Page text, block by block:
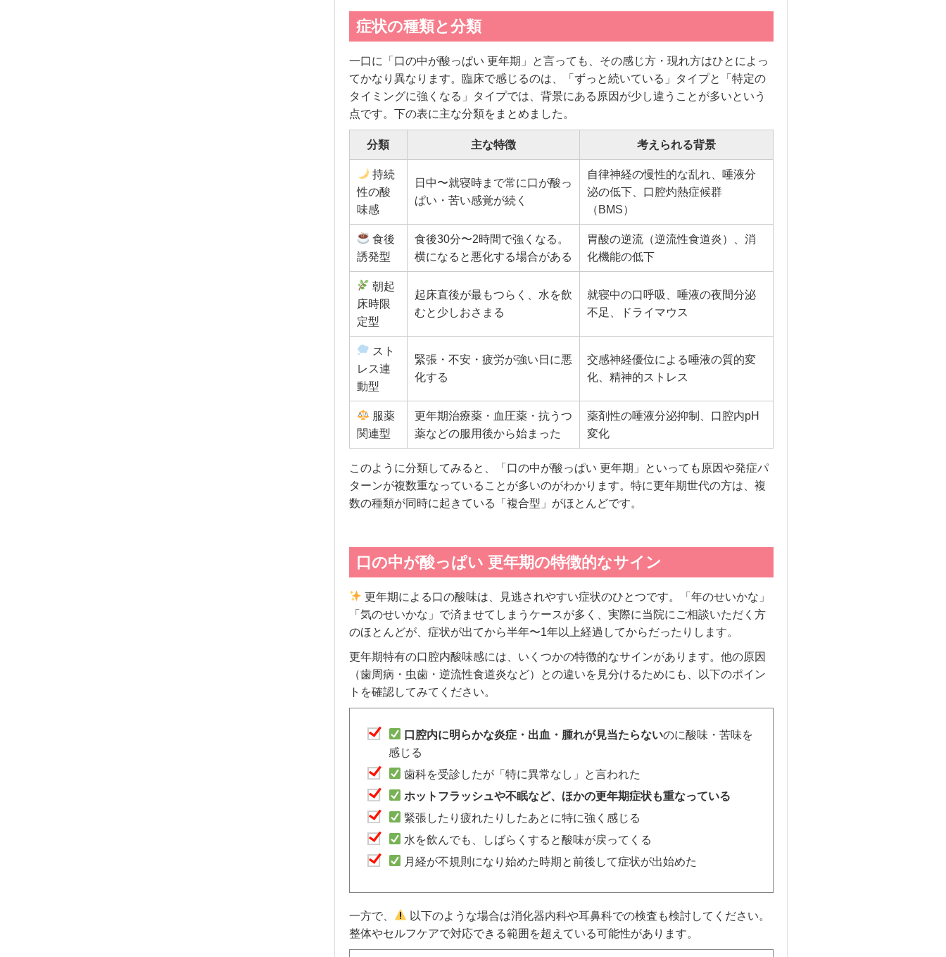
症状の種類と分類
一口に「口の中が酸っぱい 更年期」と言っても、その感じ方・現れ方はひとによっ
てかなり異なります。臨床で感じるのは、「ずっと続いている」タイプと「特定の
タイミングに強くなる」タイプでは、背景にある原因が少し違うことが多いという
点です。下の表に主な分類をまとめました。
分類 主な特徴 考えられる背景
持続
性の酸
味感
日中〜就寝時まで常に口が酸っ
ぱい・苦い感覚が続く
自律神経の慢性的な乱れ、唾液分
泌の低下、口腔灼熱症候群
（BMS）
食後
誘発型
食後30分〜2時間で強くなる。
横になると悪化する場合がある
胃酸の逆流（逆流性食道炎）、消
化機能の低下
朝起
床時限
定型
起床直後が最もつらく、水を飲
むと少しおさまる
就寝中の口呼吸、唾液の夜間分泌
不足、ドライマウス
スト
レス連
動型
緊張・不安・疲労が強い日に悪
化する
交感神経優位による唾液の質的変
化、精神的ストレス
服薬
関連型
更年期治療薬・血圧薬・抗うつ
薬などの服用後から始まった
薬剤性の唾液分泌抑制、口腔内pH
変化
このように分類してみると、「口の中が酸っぱい 更年期」といっても原因や発症パ
ターンが複数重なっていることが多いのがわかります。特に更年期世代の方は、複
数の種類が同時に起きている「複合型」がほとんどです。
口の中が酸っぱい 更年期の特徴的なサイン
更年期による口の酸味は、見逃されやすい症状のひとつです。「年のせいかな」
「気のせいかな」で済ませてしまうケースが多く、実際に当院にご相談いただく方
のほとんどが、症状が出てから半年〜1年以上経過してからだったりします。
更年期特有の口腔内酸味感には、いくつかの特徴的なサインがあります。他の原因
（歯周病・虫歯・逆流性食道炎など）との違いを見分けるためにも、以下のポイン
トを確認してみてください。
口腔内に明らかな炎症・出血・腫れが見当たらないのに酸味・苦味を
感じる
歯科を受診したが「特に異常なし」と言われた
ホットフラッシュや不眠など、ほかの更年期症状も重なっている
緊張したり疲れたりしたあとに特に強く感じる
水を飲んでも、しばらくすると酸味が戻ってくる
月経が不規則になり始めた時期と前後して症状が出始めた
一方で、
以下のような場合は消化器内科や耳鼻科での検査も検討してください。
整体やセルフケアで対応できる範囲を超えている可能性があります。